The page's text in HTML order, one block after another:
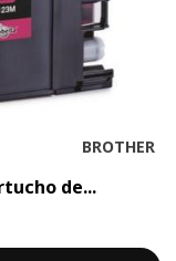
BROTHER
de...